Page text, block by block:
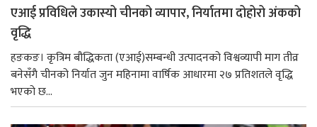
एआई प्रविधिले उकास्यो चीनको व्यापार, निर्यातमा दोहोरो अंकको
वृद्धि
हङकङ। कृत्रिम बौद्धिकता (एआई)सम्बन्धी उत्पादनको विश्वव्यापी माग तीव्र
बनेसँगै चीनको निर्यात जुन महिनामा वार्षिक आधारमा २७ प्रतिशतले वृद्धि
भएको छ...